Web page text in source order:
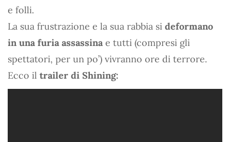
e folli.
La sua frustrazione e la sua rabbia si deformano
in una furia assassina e tutti (compresi gli
spettatori, per un po’) vivranno ore di terrore.
Ecco il trailer di Shining: